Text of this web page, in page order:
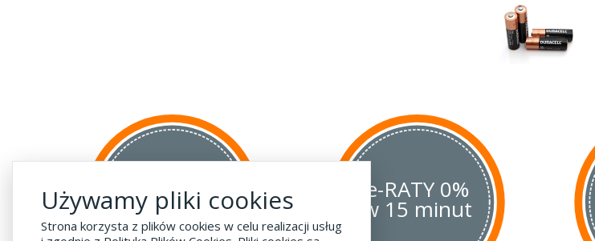
do krajów UE
za 55 zł
e-RATY 0%
w 15 minut
Używamy pliki cookies
Strona korzysta z plików cookies w celu realizacji usług